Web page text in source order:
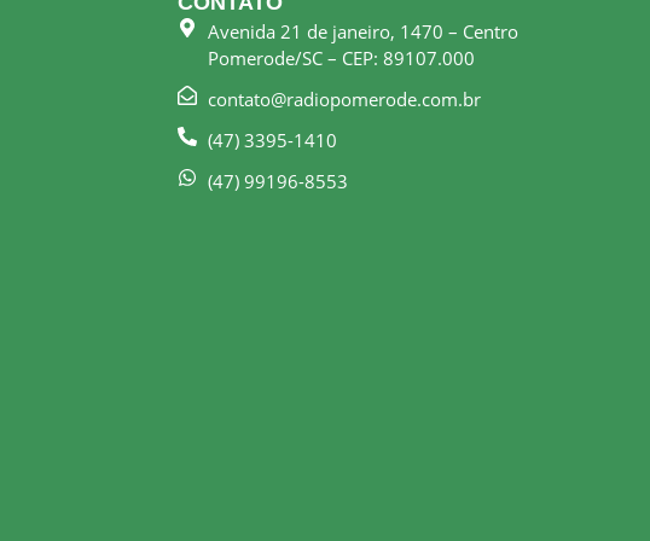
Avenida 21 de janeiro, 1470 – Centro
Pomerode/SC – CEP: 89107.000
contato@radiopomerode.com.br
(47) 3395-1410
(47) 99196-8553